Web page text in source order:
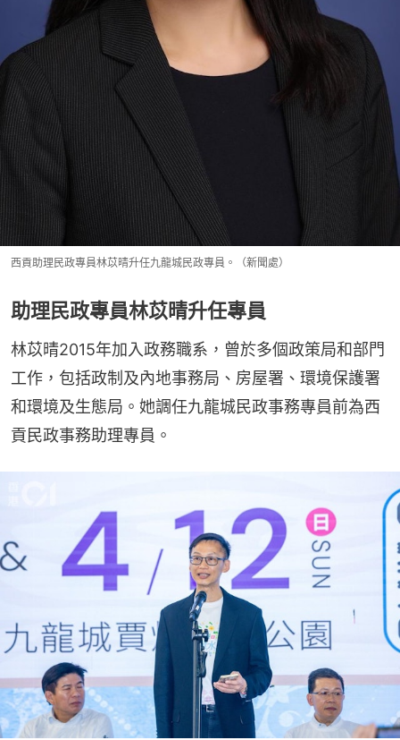
西貢助理民政專員林苡晴升任九龍城民政專員。（新聞處）
助理民政專員林苡晴升任專員
林苡晴2015年加入政務職系，曾於多個政策局和部門
工作，包括政制及內地事務局、房屋署、環境保護署
和環境及生態局。她調任九龍城民政事務專員前為西
貢民政事務助理專員。